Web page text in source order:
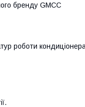
бренду GMCC
роботи